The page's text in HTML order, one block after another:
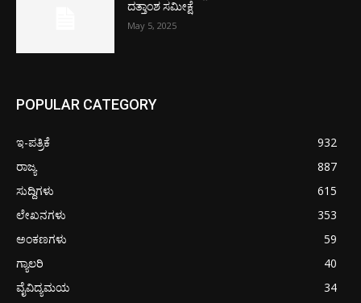
ದತ್ತಾಂಶ ಸಮೀಕ್ಷೆ
May 5, 2025
POPULAR CATEGORY
ಇ-ಪತ್ರಿಕೆ
932
ರಾಜ್ಯ
887
ಸುದ್ದಿಗಳು
615
ಲೇಖನಗಳು
353
ಅಂಕಣಗಳು
59
ಗ್ಯಾಲರಿ
40
ವೈವಿದ್ಯಮಯ
34